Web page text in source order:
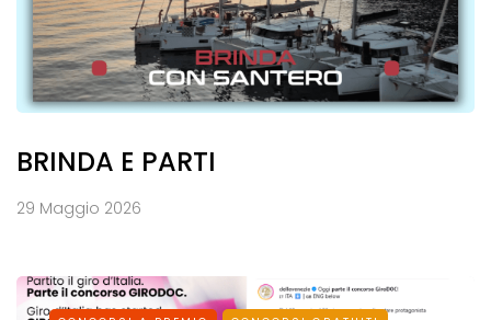
BRINDA E PARTI
29 Maggio 2026